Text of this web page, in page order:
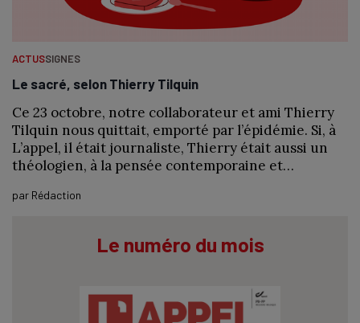
ACTUSSIGNES
Le sacré, selon Thierry Tilquin
Ce 23 octobre, notre collaborateur et ami Thierry
Tilquin nous quittait, emporté par l’épidémie. Si, à
L’appel, il était journaliste, Thierry était aussi un
théologien, à la pensée contemporaine et…
par Rédaction
Le numéro du mois